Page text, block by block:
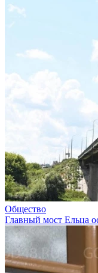
Общество
Главный мост Ельца